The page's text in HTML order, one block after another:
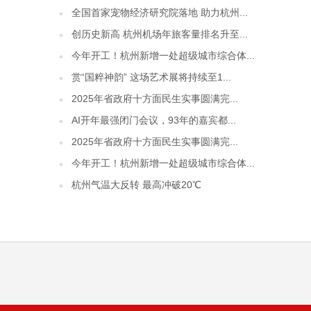
全国首家宠物经济研究院落地 助力杭州...
创历史新高 杭州机场年旅客量排名升至...
今年开工！杭州新增一处超级城市综合体...
赏“国粹神韵” 这场艺术展将持续至1...
2025年省政府十方面民生实事圆满完...
AI开年最强闭门会议，93年的嘉宾都...
2025年省政府十方面民生实事圆满完...
今年开工！杭州新增一处超级城市综合体...
杭州气温大反转 最高冲破20℃